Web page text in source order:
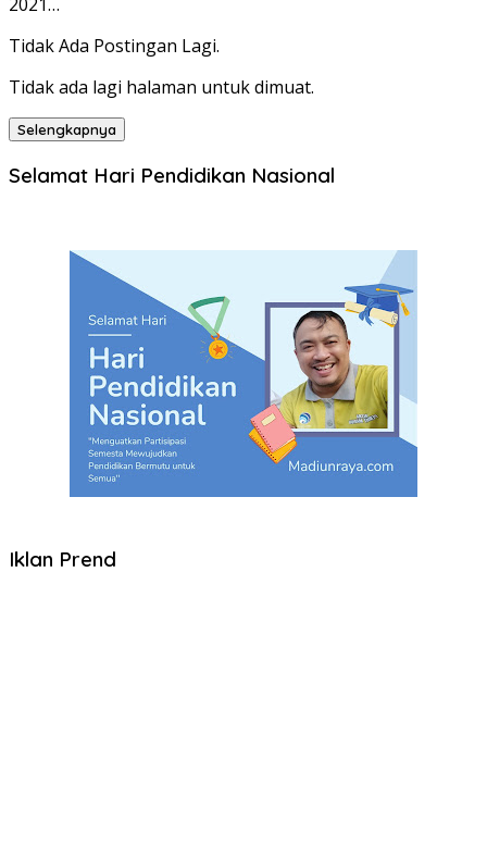
Tidak Ada Postingan Lagi.
Tidak ada lagi halaman untuk dimuat.
Selengkapnya
Selamat Hari Pendidikan Nasional
Iklan Prend